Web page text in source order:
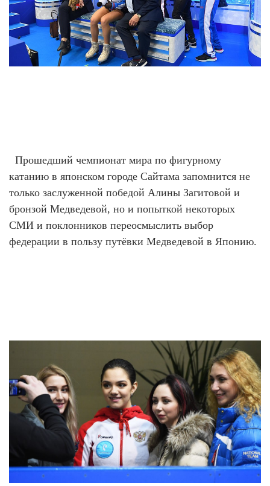
Ханты-Мансийский автономный округ (3)
Челябинская область (2)
Ямало-Ненецкий автономный округ (1)
Ярославская область (1)
Прошедший чемпионат мира по фигурному
катанию в японском городе Сайтама запомнится не
только заслуженной победой Алины Загитовой и
бронзой Медведевой, но и попыткой некоторых
СМИ и поклонников переосмыслить выбор
федерации в пользу путёвки Медведевой в Японию.